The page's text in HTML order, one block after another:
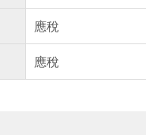
應稅
應稅